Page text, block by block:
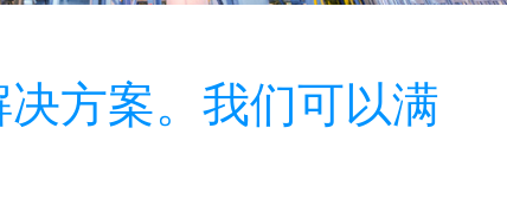
方案。我们可以满